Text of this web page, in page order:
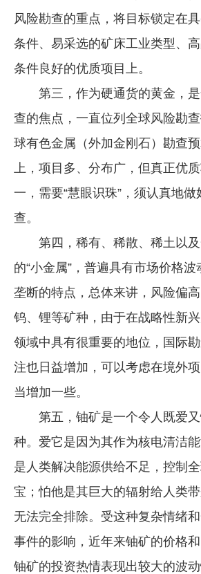
风险勘查的重点，将目标锁定在
条件、易采选的矿床工业类型、
条件良好的优质项目上。
第三，作为硬通货的黄金，是
查的焦点，一直位列全球风险勘
球有色金属（外加金刚石）勘查
上，项目多、分布广，但真正优
一，需要“慧眼识珠”，须认真地
查。
第四，稀有、稀散、稀土以及
的“小金属”，普遍具有市场价格
垄断的特点，总体来讲，风险偏高
钨、锂等矿种，由于在战略性新
领域中具有很重要的地位，国际
注也日益增加，可以考虑在境外
当增加一些。
第五，铀矿是一个令人既爱又
种。爱它是因为其作为核电清洁能
是人类解决能源供给不足，控制
宝；怕他是其巨大的辐射给人类
无法完全排除。受这种复杂情绪
事件的影响，近年来铀矿的价格
铀矿的投资热情表现出较大的波动